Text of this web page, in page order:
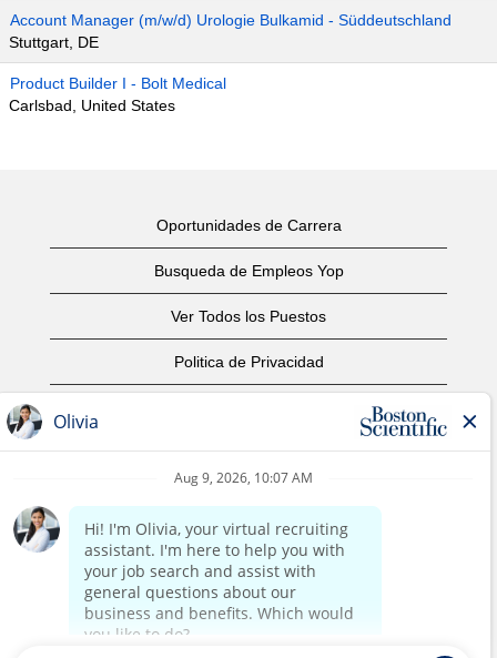
Account Manager (m/w/d) Urologie Bulkamid - Süddeutschland
Stuttgart, DE
Product Builder I - Bolt Medical
Carlsbad, United States
Oportunidades de Carrera
Busqueda de Empleos Yop
Ver Todos los Puestos
Politica de Privacidad
Aviso de Derechos de Autor
Oficinas Centrales